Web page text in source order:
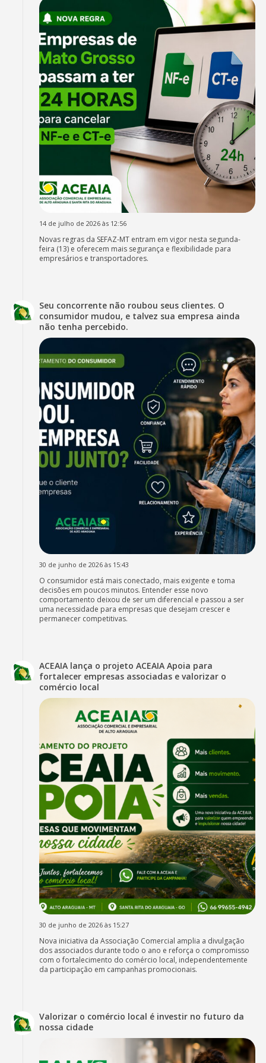
14 de julho de 2026 às 12:56
Novas regras da SEFAZ-MT entram em vigor nesta segunda-
feira (13) e oferecem mais segurança e flexibilidade para
empresários e transportadores.
Seu concorrente não roubou seus clientes. O
consumidor mudou, e talvez sua empresa ainda
não tenha percebido.
30 de junho de 2026 às 15:43
O consumidor está mais conectado, mais exigente e toma
decisões em poucos minutos. Entender esse novo
comportamento deixou de ser um diferencial e passou a ser
uma necessidade para empresas que desejam crescer e
permanecer competitivas.
ACEAIA lança o projeto ACEAIA Apoia para
fortalecer empresas associadas e valorizar o
comércio local
30 de junho de 2026 às 15:27
Nova iniciativa da Associação Comercial amplia a divulgação
dos associados durante todo o ano e reforça o compromisso
com o fortalecimento do comércio local, independentemente
da participação em campanhas promocionais.
Valorizar o comércio local é investir no futuro da
nossa cidade